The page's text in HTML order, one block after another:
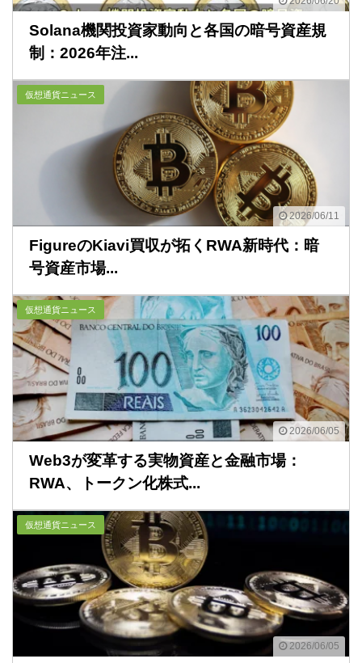
Solana機関投資家動向と各国の暗号資産規
制：2026年注...
2026/06/11
仮想通貨ニュース
FigureのKiavi買収が拓くRWA新時代：暗
号資産市場...
2026/06/05
仮想通貨ニュース
Web3が変革する実物資産と金融市場：
RWA、トークン化株式...
2026/06/05
仮想通貨ニュース